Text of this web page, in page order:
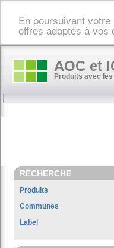
En poursuivant
offres adaptés à vos
AOC et
Produits avec les
RECHERCHE
Produits
Communes
Label